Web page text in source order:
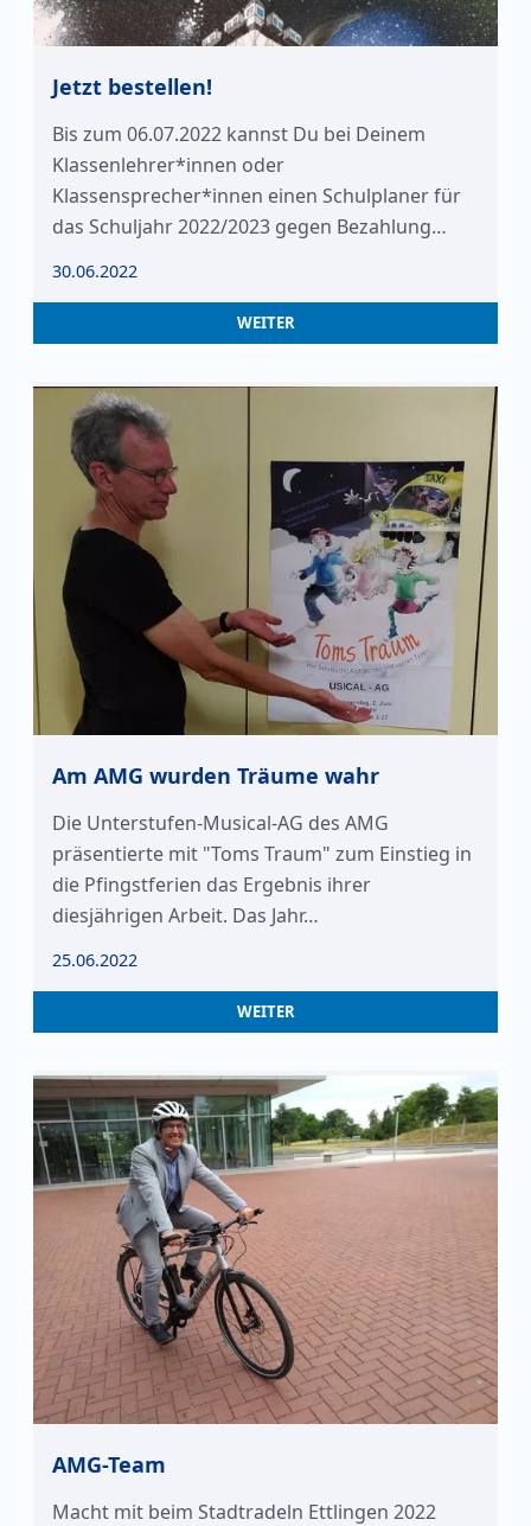
Jetzt bestellen!
Bis zum 06.07.2022 kannst Du bei Deinem
Klassenlehrer*innen oder
Klassensprecher*innen einen Schulplaner für
das Schuljahr 2022/2023 gegen Bezahlung…
30.06.2022
WEITER
Am AMG wurden Träume wahr
Die Unterstufen-Musical-AG des AMG
präsentierte mit "Toms Traum" zum Einstieg in
die Pfingstferien das Ergebnis ihrer
diesjährigen Arbeit. Das Jahr…
25.06.2022
WEITER
AMG-Team
Macht mit beim Stadtradeln Ettlingen 2022